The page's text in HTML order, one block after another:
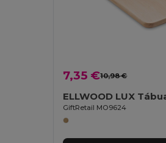
7,35 €10,98 €
GiftRetail MO9624